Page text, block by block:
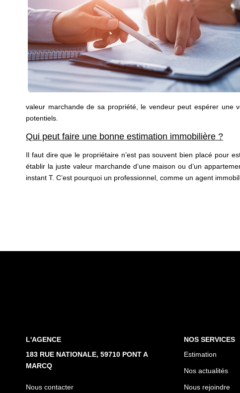
valeur marchande de sa propriété, le vendeur peut espérer une
potentiels.
Qui peut faire une bonne estimation immobilière ?
Il faut dire que le propriétaire n’est pas souvent bien placé pour
établir la juste valeur marchande d’une maison ou d’un
instant T. C’est pourquoi un professionnel, comme un agent
L'AGENCE
183 RUE NATIONALE, 59710 PONT A
MARCQ
Nous contacter
NOS SERVICES
Estimation
Nos actualités
Nous rejoindre